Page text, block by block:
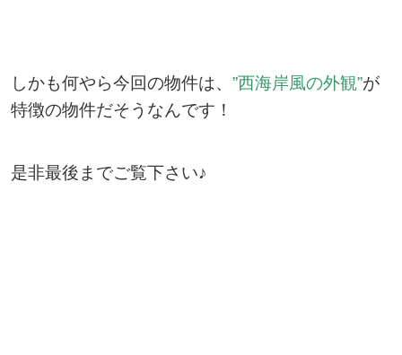
しかも何やら今回の物件は、 ”西海岸風の外観”が
特徴の物件だそうなんです！
是非最後までご覧下さい♪